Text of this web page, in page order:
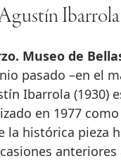
Ibarrola
Museo de
pasado –en el
Ibarrola (1930)
en 1977
la histórica pieza